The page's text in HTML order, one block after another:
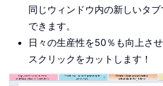
同じウィンドウ内の新しいタ
できます。
日々の生産性を50％も向上さ
スクリックをカットします！